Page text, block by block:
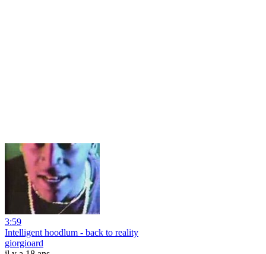
3:59
Intelligent hoodlum - back to reality
giorgioard